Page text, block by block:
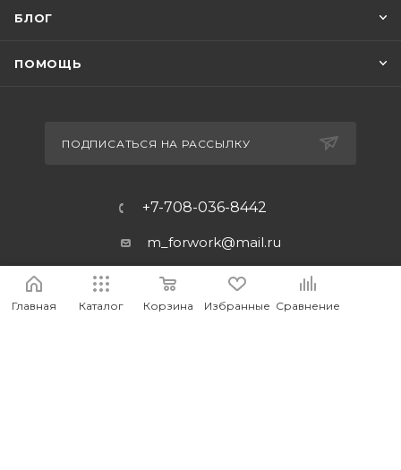
БЛОГ
ПОМОЩЬ
ПОДПИСАТЬСЯ НА РАССЫЛКУ
+7-708-036-8442
m_forwork@mail.ru
г.Костанай, пр. Аль-Фараби 65
Главная Каталог Корзина Избранные Сравнение